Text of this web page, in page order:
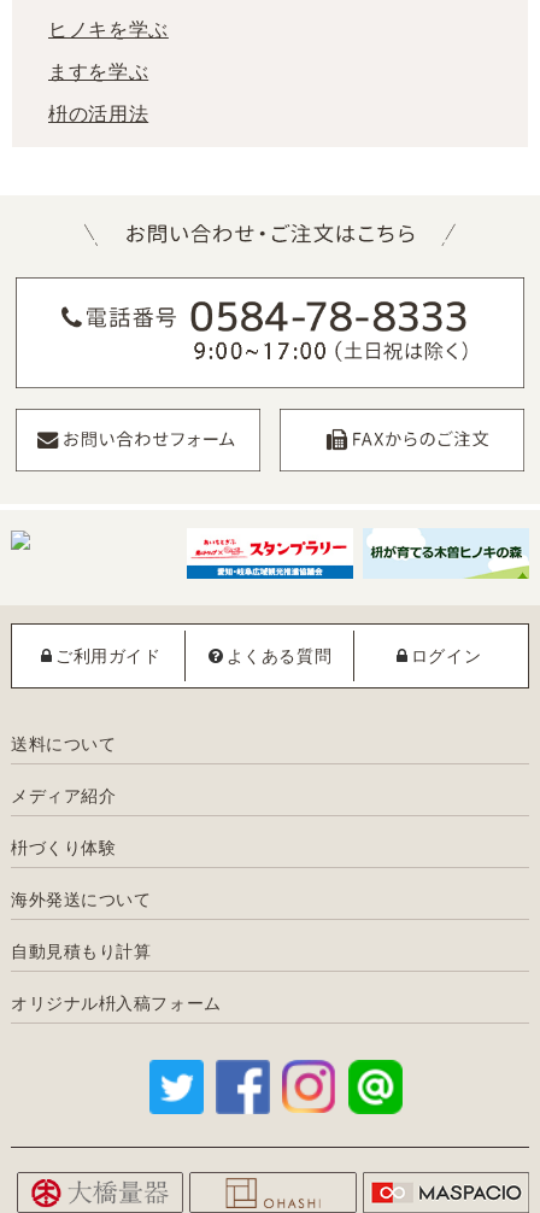
ヒノキを学ぶ
ますを学ぶ
枡の活用法
ご利用ガイド よくある質問 ログイン
送料について
メディア紹介
枡づくり体験
海外発送について
自動見積もり計算
オリジナル枡入稿フォーム